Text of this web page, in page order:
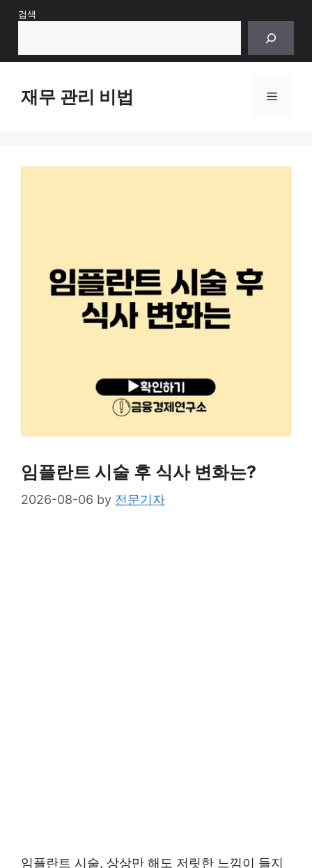
Skip검색
재무 관리 비법 Menu
임플란트 시술 후 식사 변화는?
2026-08-06 by 전문기자
임플란트 시술, 상상만 해도 저릿한 느낌이 들지